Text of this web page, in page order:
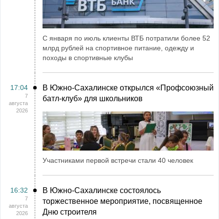
С января по июль клиенты ВТБ потратили более 52
млрд рублей на спортивное питание, одежду и
походы в спортивные клубы
17:04
7
августа
2026
В Южно-Сахалинске открылся «Профсоюзный
батл-клуб» для школьников
Участниками первой встречи стали 40 человек
16:32
7
августа
2026
В Южно-Сахалинске состоялось
торжественное мероприятие, посвященное
Дню строителя